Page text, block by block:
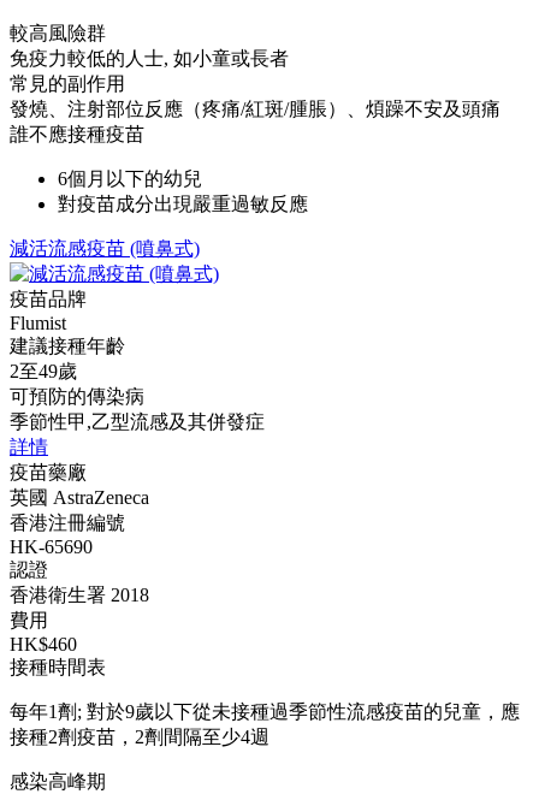
較高風險群
免疫力較低的人士, 如小童或長者
常見的副作用
發燒、注射部位反應（疼痛/紅斑/腫脹）、煩躁不安及頭痛
誰不應接種疫苗
6個月以下的幼兒
對疫苗成分出現嚴重過敏反應
減活流感疫苗 (噴鼻式)
疫苗品牌
Flumist
建議接種年齡
2至49歲
可預防的傳染病
季節性甲,乙型流感及其併發症
詳情
疫苗藥廠
英國 AstraZeneca
香港注冊編號
HK-65690
認證
香港衛生署 2018
費用
HK$460
接種時間表
每年1劑; 對於9歲以下從未接種過季節性流感疫苗的兒童，應
接種2劑疫苗，2劑間隔至少4週
感染高峰期